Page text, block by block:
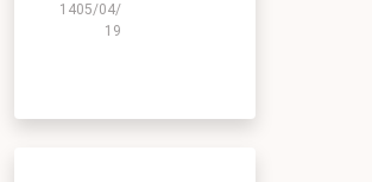
1405/04/
19